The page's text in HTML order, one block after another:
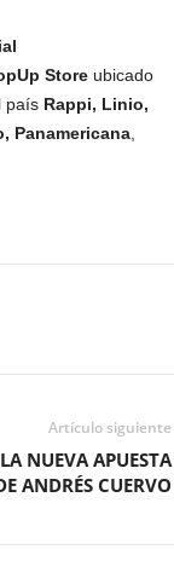
Store ubicado
país Rappi, Linio,
Panamericana,
Artículo siguiente
NUEVA APUESTA
ANDRÉS CUERVO